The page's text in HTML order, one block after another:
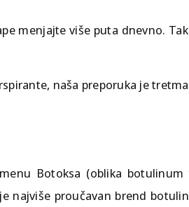
menjajte više puta dnevno.
naša preporuka je
Botoksa (oblika
najviše proučavan brend